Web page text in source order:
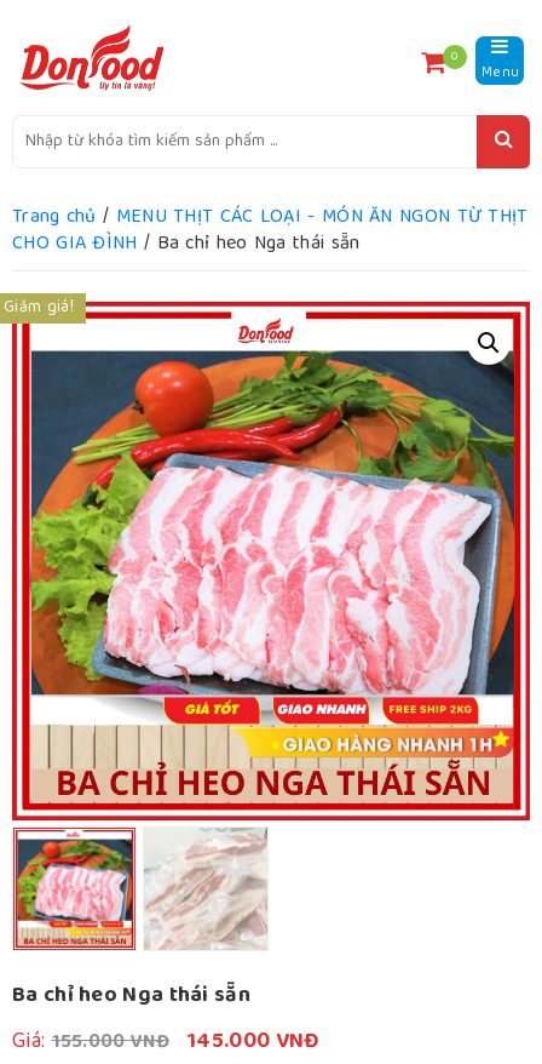
0
Menu
Trang chủ / MENU THỊT CÁC LOẠI - MÓN ĂN NGON TỪ THỊT
CHO GIA ĐÌNH / Ba chỉ heo Nga thái sẵn
Giảm giá!
Ba chỉ heo Nga thái sẵn
Giá:155.000VNĐ Giá
145.000VNĐ